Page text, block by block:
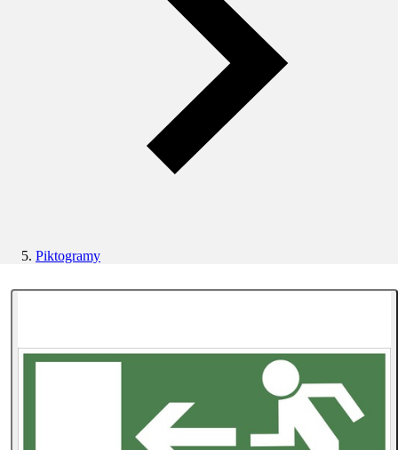
Piktogramy